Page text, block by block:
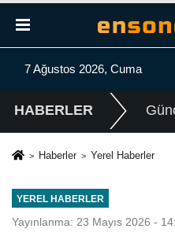
7 Ağustos 2026, Cuma
HABERLER
Haberler Yerel Haberler
YEREL HABERLER
Yayınlanma: 23 Mayıs 2026 -